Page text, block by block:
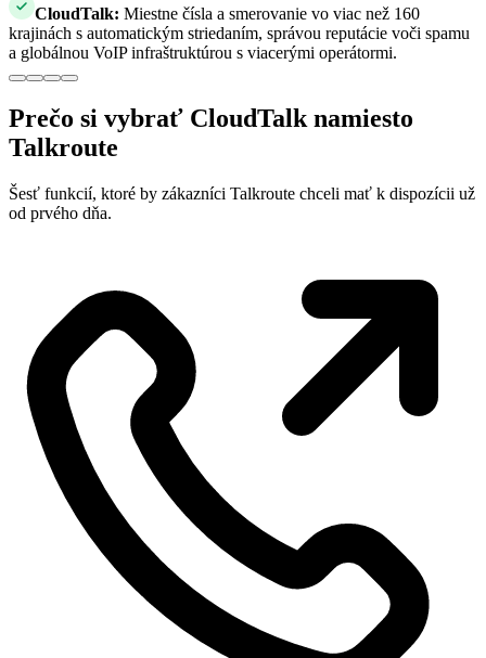
CloudTalk: Miestne čísla a smerovanie vo viac než 160
krajinách s automatickým striedaním, správou reputácie voči spamu
a globálnou VoIP infraštruktúrou s viacerými operátormi.
Prečo si vybrať CloudTalk namiesto
Talkroute
Šesť funkcií, ktoré by zákazníci Talkroute chceli mať k dispozícii už
od prvého dňa.